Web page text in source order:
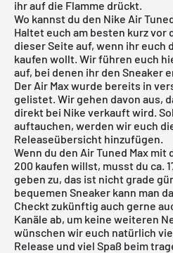
ihr auf die Flamme drückt.
Wo kannst du den Nike Air
Haltet euch am besten kurz vor
dieser Seite auf, wenn ihr euch
kaufen wollt. Wir führen euch
auf, bei denen ihr den Sneaker
Der Air Max wurde bereits in
gelistet. Wir gehen davon aus,
direkt bei Nike verkauft wird.
auftauchen, werden wir euch
Releaseübersicht hinzufügen.
Wenn du den Air Tuned Max mit
200 kaufen willst, musst du ca.
geben zu, das ist nicht grade
bequemen Sneaker kann man
Checkt zukünftig auch gerne
Kanäle ab, um keine weiteren
wünschen wir euch natürlich
Release und viel Spaß beim